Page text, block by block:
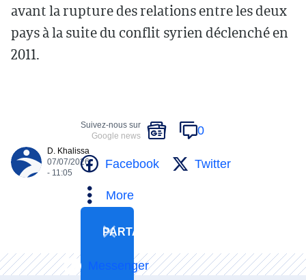
avant la rupture des relations entre les deux
pays à la suite du conflit syrien déclenché en
2011.
D. Khalissa
07/07/2026
- 11:05
Suivez-nous sur
Google news
0
Facebook Twitter
More
PARTAGER
Messenger